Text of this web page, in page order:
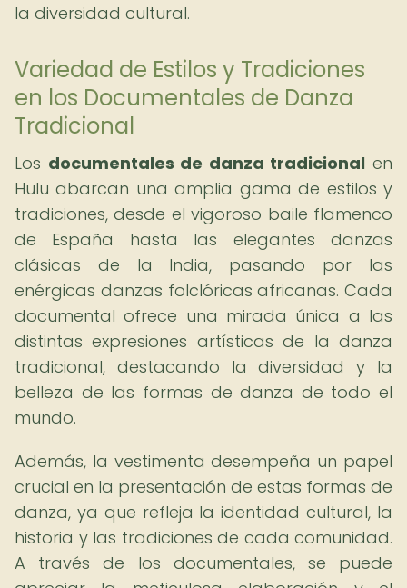
la diversidad cultural.
Variedad de Estilos y Tradiciones
en los Documentales de Danza
Tradicional
Los documentales de danza tradicional en
Hulu abarcan una amplia gama de estilos y
tradiciones, desde el vigoroso baile flamenco
de España hasta las elegantes danzas
clásicas de la India, pasando por las
enérgicas danzas folclóricas africanas. Cada
documental ofrece una mirada única a las
distintas expresiones artísticas de la danza
tradicional, destacando la diversidad y la
belleza de las formas de danza de todo el
mundo.
Además, la vestimenta desempeña un papel
crucial en la presentación de estas formas de
danza, ya que refleja la identidad cultural, la
historia y las tradiciones de cada comunidad.
A través de los documentales, se puede